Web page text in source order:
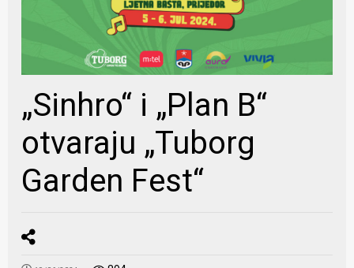
„Sinhro“ i „Plan B“
otvaraju „Tuborg
Garden Fest“